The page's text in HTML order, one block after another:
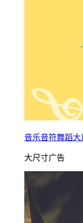
音乐音符舞蹈大
大尺寸广告